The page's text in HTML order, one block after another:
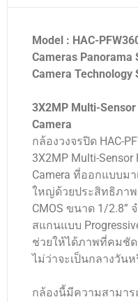
Model : HAC-
Cameras Panorama
Camera Technology
3X2MP Multi-
Camera
กล้องวงจรปิด HAC-
3X2MP Multi-Sensor
Camera ที่ออกแบบม
ใหญ่ด้วยประสิทธิภาพ
CMOS ขนาด 1/2.8”
สแกนแบบ
ช่วยให้ได้ภาพที่คมชั
ไม่ว่าจะเป็นกลางวัน
กล้องนี้มีความสามา